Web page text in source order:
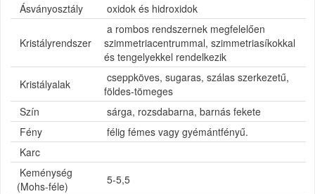
Ásványosztály
oxidok és hidroxidok
Kristályrendszer
a rombos rendszernek megfelelően
szimmetriacentrummal, szimmetriasíkokkal
és tengelyekkel rendelkezik
Kristályalak
cseppköves, sugaras, szálas szerkezetű,
földes-tömeges
Szín
sárga, rozsdabarna, barnás fekete
Fény
félig fémes vagy gyémántfényű.
Karc
Keménység
(Mohs-féle)
5-5,5